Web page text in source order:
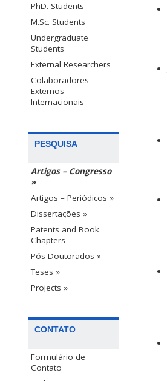
PhD. Students
M.Sc. Students
Undergraduate
Students
External Researchers
Colaboradores
Externos –
Internacionais
PESQUISA
Artigos – Congresso
»
Artigos – Periódicos »
Dissertações »
Patents and Book
Chapters
Pós-Doutorados »
Teses »
Projects »
CONTATO
Formulário de
Contato